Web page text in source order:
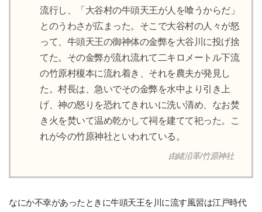
流行し、「大谷村の牛頭天王が人を喰うからだ」
とのうわさが広まった。そこで大谷村の人々が怒
って、牛頭天王の御神体の金弊を大谷川に投げ捨
てた。その金弊が流れ流れて二キロメートル下流
の竹原村榎本に流れ着き、それを農夫が発見し
た。村長は、急いでその金弊を水中より引き上
げ、神の怒りを恐れてきれいに洗い清め、なお焚
き火を焚いて温め乾かして祠を建てて祀った。こ
れが今の竹原神社といわれている。
由緒沿革/竹原神社
なにか不幸があったときに牛頭天王を川に流す風習は江戸時代